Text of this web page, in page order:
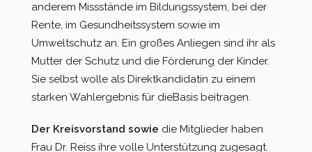
anderem Missstände im Bildungssystem, bei der
Rente, im Gesundheitssystem sowie im
Umweltschutz an. Ein großes Anliegen sind ihr als
Mutter der Schutz und die Förderung der Kinder.
Sie selbst wolle als Direktkandidatin zu einem
starken Wahlergebnis für dieBasis beitragen.
Der Kreisvorstand sowie die Mitglieder haben
Frau Dr. Reiss ihre volle Unterstützung zugesagt.